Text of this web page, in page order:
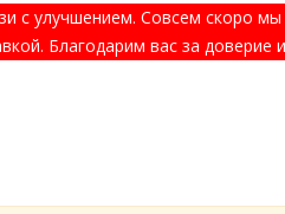
с улучшением. Совсем скоро
Благодарим вас за доверие